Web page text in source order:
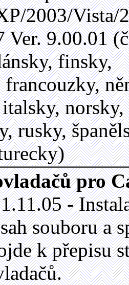
2003/Vista/
Ver. 9.00.01
finsky,
rusky,
pro
-
souboru a
k přepisu